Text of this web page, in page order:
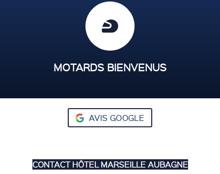
sports_motorsports
MOTARDS BIENVENUS
AVIS GOOGLE
CONTACT HÔTEL MARSEILLE AUBAGNE